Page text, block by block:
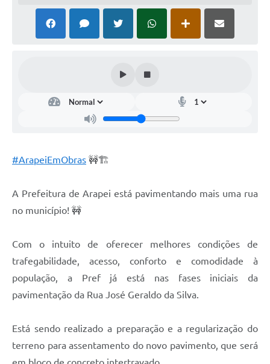
#ArapeiEmObras 🚧🏗️
A Prefeitura de Arapei está pavimentando mais uma rua
no município! 🚧
Com o intuito de oferecer melhores condições de
trafegabilidade, acesso, conforto e comodidade à
população, a Pref já está nas fases iniciais da
pavimentação da Rua José Geraldo da Silva.
Está sendo realizado a preparação e a regularização do
terreno para assentamento do novo pavimento, que será